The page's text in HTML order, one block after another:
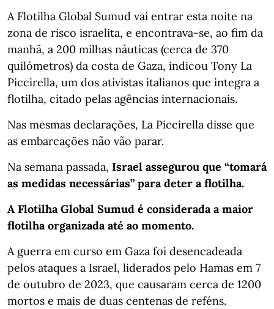
A Flotilha Global Sumud vai entrar esta noite na
zona de risco israelita, e encontrava-se, ao fim da
manhã, a 200 milhas náuticas (cerca de 370
quilómetros) da costa de Gaza, indicou Tony La
Piccirella, um dos ativistas italianos que integra a
flotilha, citado pelas agências internacionais.
Nas mesmas declarações, La Piccirella disse que
as embarcações não vão parar.
Na semana passada, Israel assegurou que “tomará
as medidas necessárias” para deter a flotilha.
A Flotilha Global Sumud é considerada a maior
flotilha organizada até ao momento.
A guerra em curso em Gaza foi desencadeada
pelos ataques a Israel, liderados pelo Hamas em 7
de outubro de 2023, que causaram cerca de 1200
mortos e mais de duas centenas de reféns.